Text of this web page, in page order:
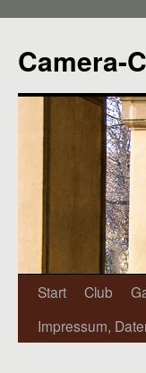
Camera-
Start Club
Impressum,